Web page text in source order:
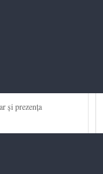
și prezența